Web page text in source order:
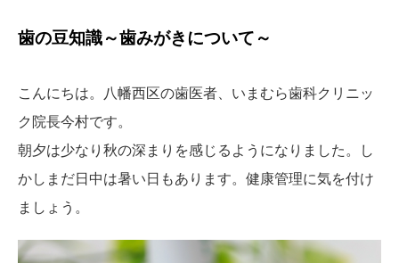
歯の豆知識～歯みがきについて～
こんにちは。八幡西区の歯医者、いまむら歯科クリニッ
ク院長今村です。
朝夕は少なり秋の深まりを感じるようになりました。し
かしまだ日中は暑い日もあります。健康管理に気を付け
ましょう。